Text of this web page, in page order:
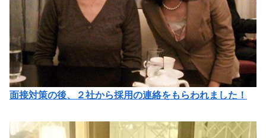
面接対策の後、２社から採用の連絡をもらわれました！